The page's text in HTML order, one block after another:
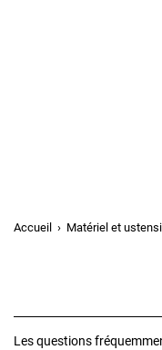
Accueil Matériel et
Les questions